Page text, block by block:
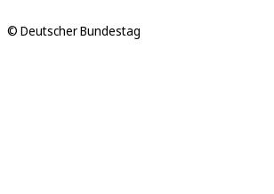
© Deutscher Bundestag